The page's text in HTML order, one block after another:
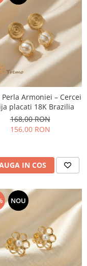
Perla Armoniei – Cercei
placati 18K Brazilia
168,00 RON
156,00 RON
IN COS
NOU